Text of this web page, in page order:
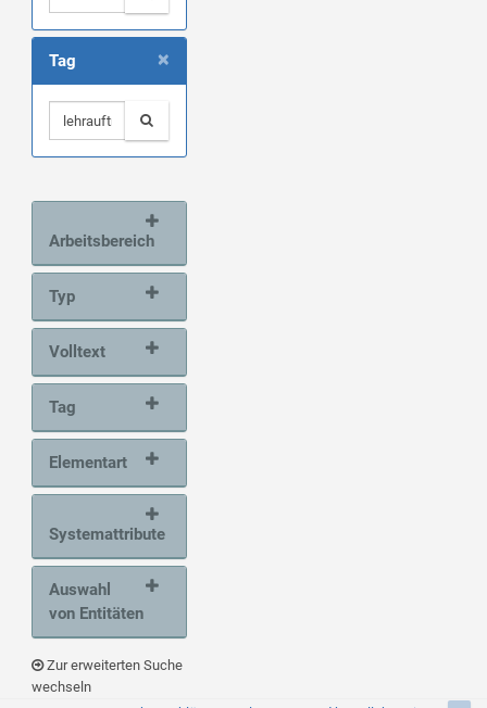
×
Tag
Arbeitsbereich
Typ
Volltext
Tag
Elementart
Systemattribute
Auswahl
von Entitäten
Zur erweiterten Suche
wechseln